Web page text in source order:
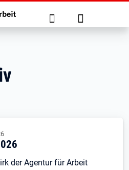
Suche Anmelden
der Agentur für Arbeit